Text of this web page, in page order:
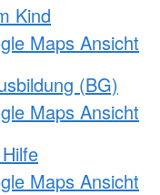
Kind
Maps Ansicht
(BG)
Maps Ansicht
Maps Ansicht